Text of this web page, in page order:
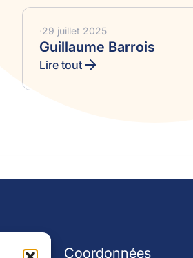
·29 juillet 2025
Guillaume Barrois
Lire tout
Coordonnées